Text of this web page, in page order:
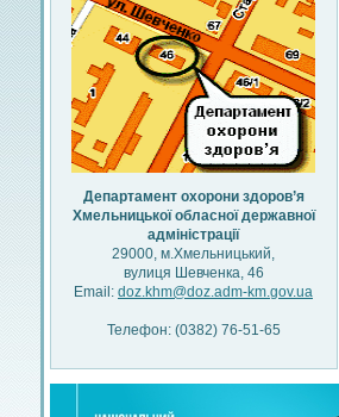
Департамент охорони здоров’я
Хмельницької обласної державної
адміністрації
29000, м.Хмельницький,
вулиця Шевченка, 46
Email: doz.khm@doz.adm-km.gov.ua
Телефон: (0382) 76-51-65